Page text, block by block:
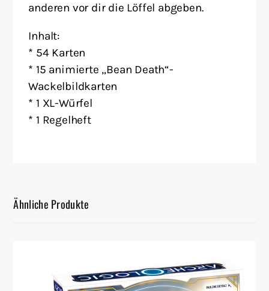
anderen vor dir die Löffel abgeben.
Inhalt:
* 54 Karten
* 15 animierte „Bean Death“-
Wackelbildkarten
* 1 XL-Würfel
* 1 Regelheft
Ähnliche Produkte